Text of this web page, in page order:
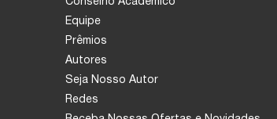
Equipe
Prêmios
Autores
Seja Nosso Autor
Redes